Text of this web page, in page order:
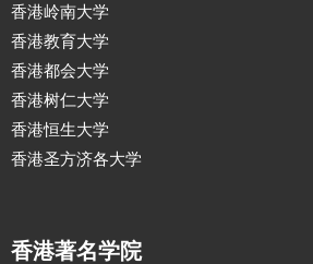
香港岭南大学
香港教育大学
香港都会大学
香港树仁大学
香港恒生大学
香港圣方济各大学
香港著名学院